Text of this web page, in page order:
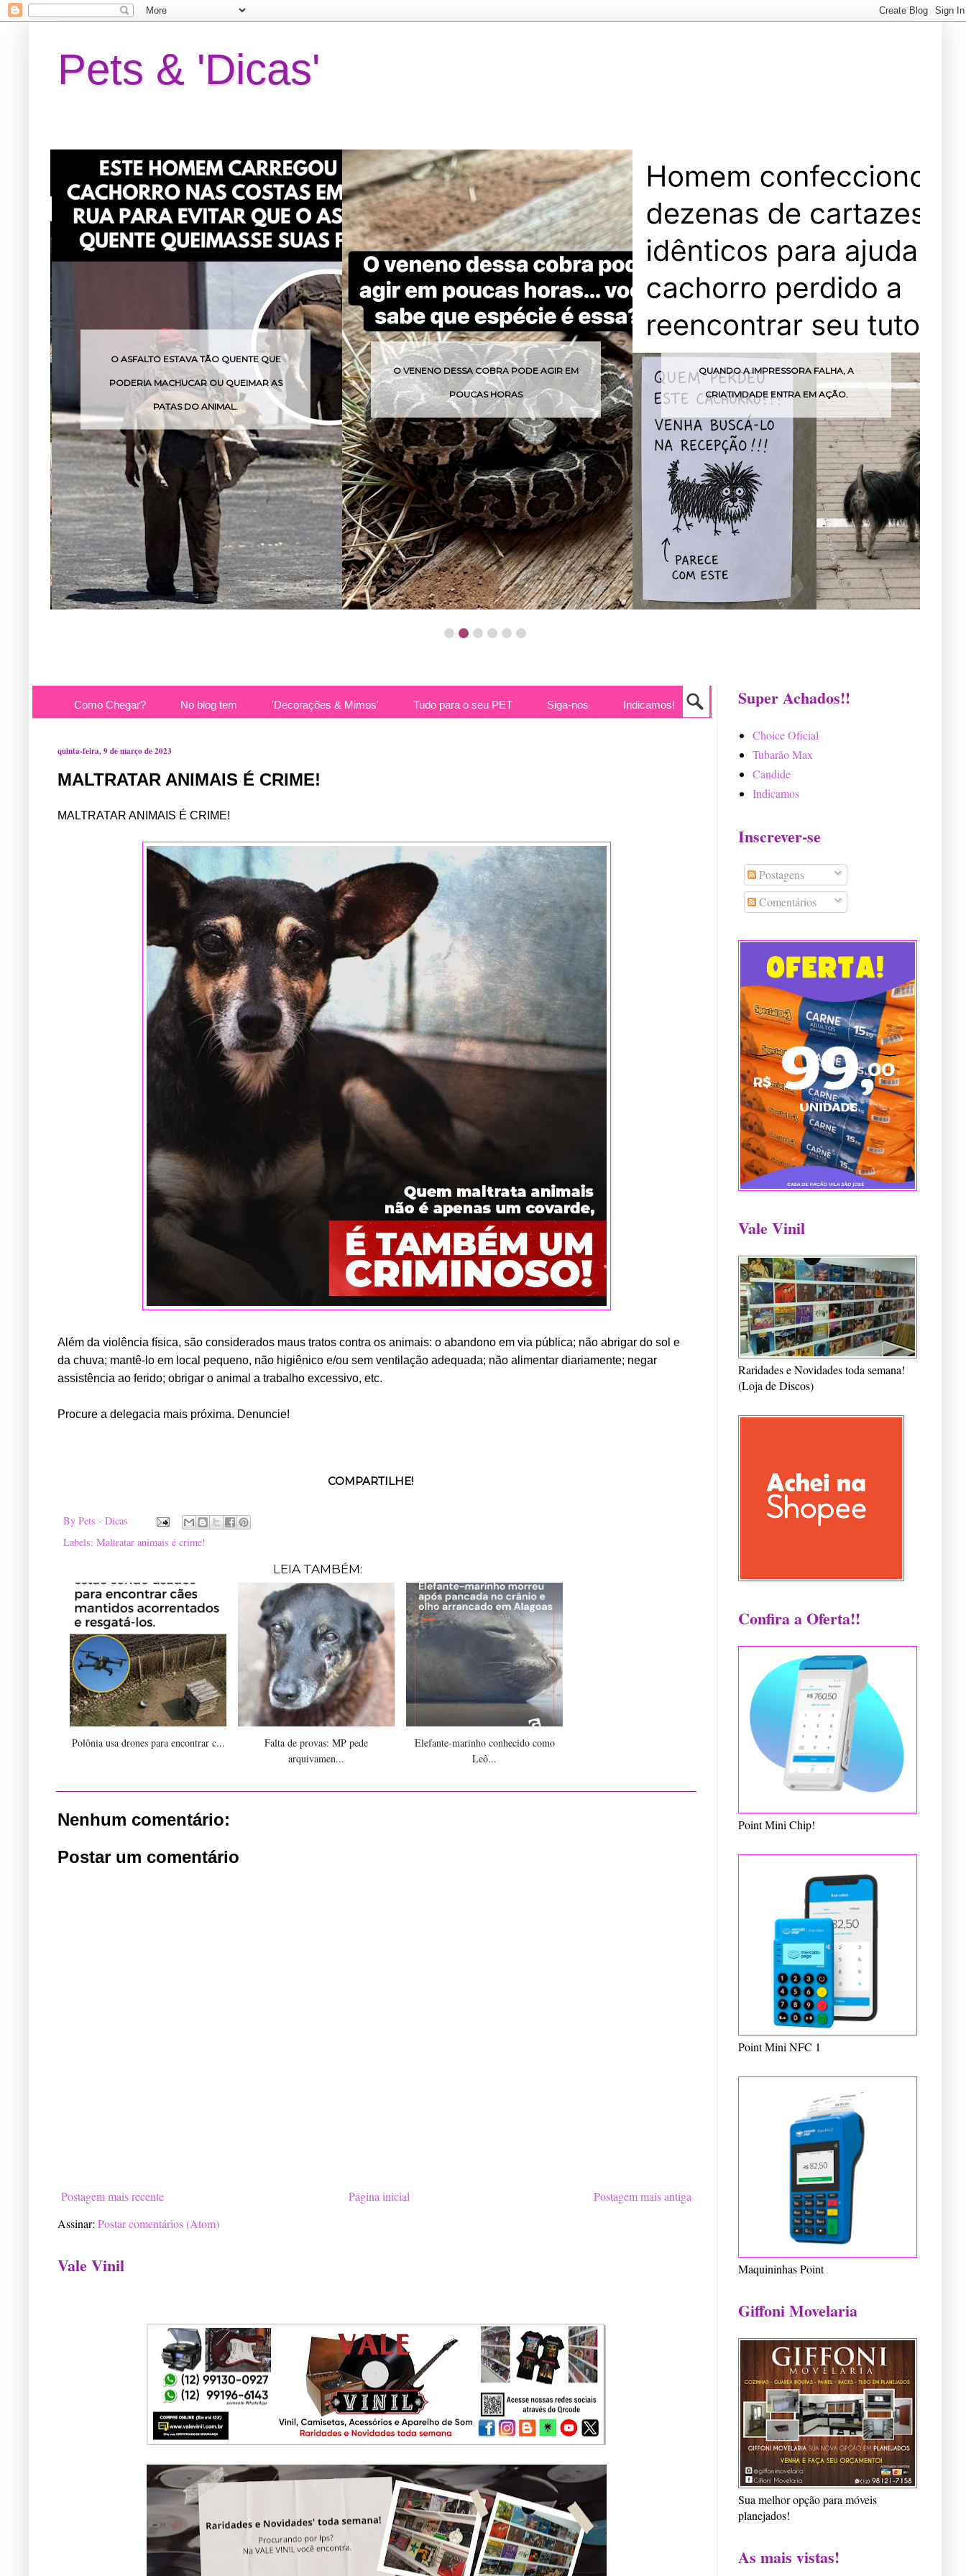
Pets & 'Dicas'
O ASFALTO ESTAVA TÃO QUENTE QUE
PODERIA MACHUCAR OU QUEIMAR AS
PATAS DO ANIMAL.
O VENENO DESSA COBRA PODE AGIR EM
POUCAS HORAS
QUANDO A IMPRESSORA FALHA, A
CRIATIVIDADE ENTRA EM AÇÃO.
Como Chegar? No blog tem 'Decorações & Mimos' Tudo para o seu PET Siga-nos Indicamos!
quinta-feira, 9 de março de 2023
MALTRATAR ANIMAIS É CRIME!
MALTRATAR ANIMAIS É CRIME!
Além da violência física, são considerados maus tratos contra os animais: o abandono em via pública; não abrigar do sol e
da chuva; mantê-lo em local pequeno, não higiênico e/ou sem ventilação adequada; não alimentar diariamente; negar
assistência ao ferido; obrigar o animal a trabalho excessivo, etc.
Procure a delegacia mais próxima. Denuncie!
COMPARTILHE!
By Pets - Dicas
Labels: Maltratar animais é crime!
LEIA TAMBÉM:
Polônia usa drones para encontrar c...
Falta de provas: MP pede
arquivamen...
Elefante-marinho conhecido como
Leô...
Nenhum comentário:
Postar um comentário
Postagem mais recente Postagem mais antiga
Página inicial
Assinar: Postar comentários (Atom)
Vale Vinil
Super Achados!!
Choice Oficial
Tubarão Max
Candide
Indicamos
Inscrever-se
Postagens
Comentários
Vale Vinil
Raridades e Novidades toda semana!
(Loja de Discos)
Confira a Oferta!!
Point Mini Chip!
Point Mini NFC 1
Maquininhas Point
Giffoni Movelaria
Sua melhor opção para móveis
planejados!
As mais vistas!